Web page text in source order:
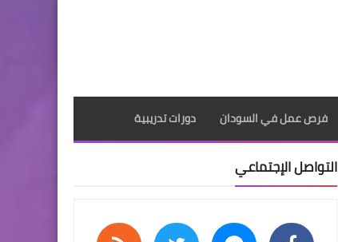
فرص عمل في السودان دورات تدريبية
التواصل الإجتماعي